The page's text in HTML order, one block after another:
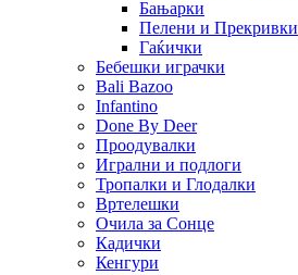
Бањарки
Пелени и Прекривки
Гаќички
Бебешки играчки
Bali Bazoo
Infantino
Done By Deer
Проодувалки
Игрални и подлоги
Тропалки и Глодалки
Вртелешки
Очила за Сонце
Кадички
Кенгури